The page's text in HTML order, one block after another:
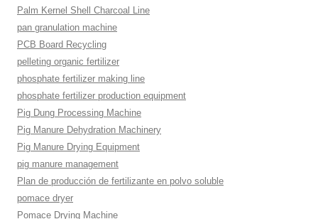
Palm Kernel Shell Charcoal Line
pan granulation machine
PCB Board Recycling
pelleting organic fertilizer
phosphate fertilizer making line
phosphate fertilizer production equipment
Pig Dung Processing Machine
Pig Manure Dehydration Machinery
Pig Manure Drying Equipment
pig manure management
Plan de producción de fertilizante en polvo soluble
pomace dryer
Pomace Drying Machine